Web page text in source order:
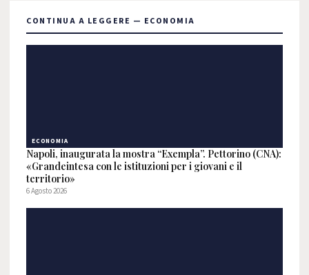
CONTINUA A LEGGERE — ECONOMIA
ECONOMIA
Napoli, inaugurata la mostra “Exempla”. Pettorino (CNA):
«Grandeintesa con le istituzioni per i giovani e il
territorio»
6 Agosto 2026